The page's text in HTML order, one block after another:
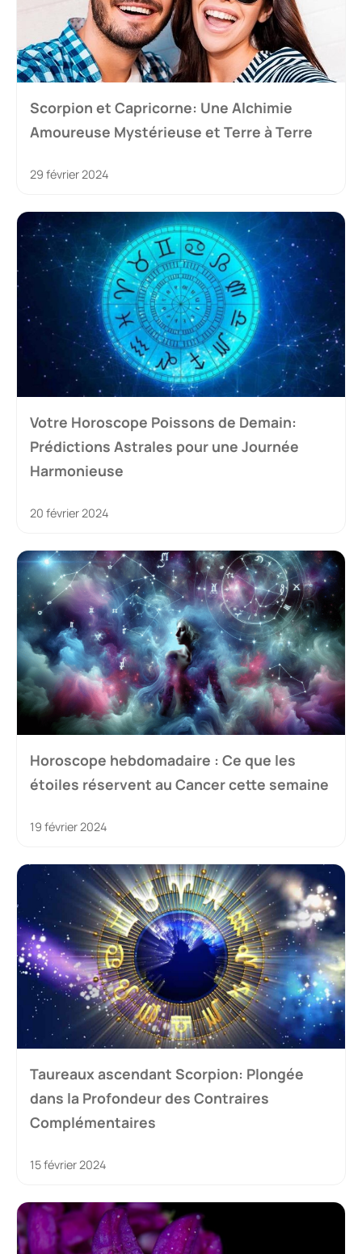
Scorpion et Capricorne: Une Alchimie
Amoureuse Mystérieuse et Terre à Terre
29 février 2024
Votre Horoscope Poissons de Demain:
Prédictions Astrales pour une Journée
Harmonieuse
20 février 2024
Horoscope hebdomadaire : Ce que les
étoiles réservent au Cancer cette semaine
19 février 2024
Taureaux ascendant Scorpion: Plongée
dans la Profondeur des Contraires
Complémentaires
15 février 2024